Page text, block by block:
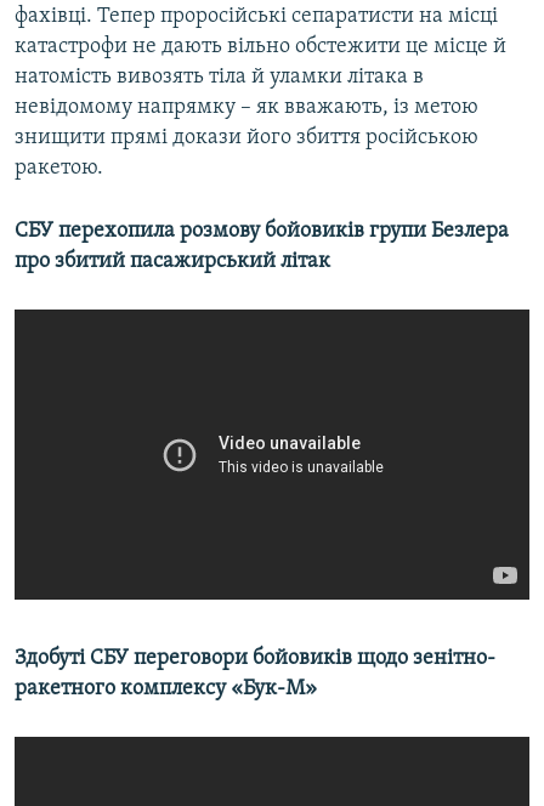
фахівці. Тепер проросійські сепаратисти на місці
катастрофи не дають вільно обстежити це місце й
натомість вивозять тіла й уламки літака в
невідомому напрямку – як вважають, із метою
знищити прямі докази його збиття російською
ракетою.
СБУ перехопила розмову бойовиків групи Безлера
про збитий пасажирський літак
Здобуті СБУ переговори бойовиків щодо зенітно-
ракетного комплексу «Бук-М»